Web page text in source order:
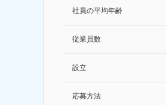
社員の平均年齢
従業員数
設立
応募方法